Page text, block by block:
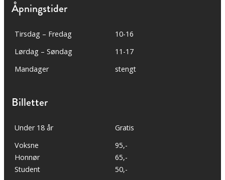
Åpningstider
Tirsdag – Fredag
10-16
Lørdag – Søndag
11-17
Mandager
stengt
Billetter
Under 18 år
Gratis
Voksne
Honnør
Student
95,-
65,-
50,-